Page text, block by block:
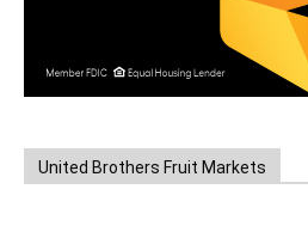
United Brothers Fruit Markets